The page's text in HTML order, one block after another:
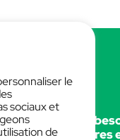
dans vos
et bien d'autres
le
sociaux et
de